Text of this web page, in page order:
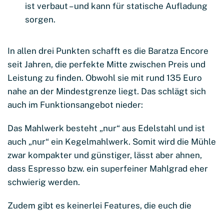
ist verbaut – und kann für statische Aufladung
sorgen.
In allen drei Punkten schafft es die Baratza Encore
seit Jahren, die perfekte Mitte zwischen Preis und
Leistung zu finden. Obwohl sie mit rund 135 Euro
nahe an der Mindestgrenze liegt. Das schlägt sich
auch im Funktionsangebot nieder:
Das Mahlwerk besteht „nur“ aus Edelstahl und ist
auch „nur“ ein Kegelmahlwerk. Somit wird die Mühle
zwar kompakter und günstiger, lässt aber ahnen,
dass Espresso bzw. ein superfeiner Mahlgrad eher
schwierig werden.
Zudem gibt es keinerlei Features, die euch die